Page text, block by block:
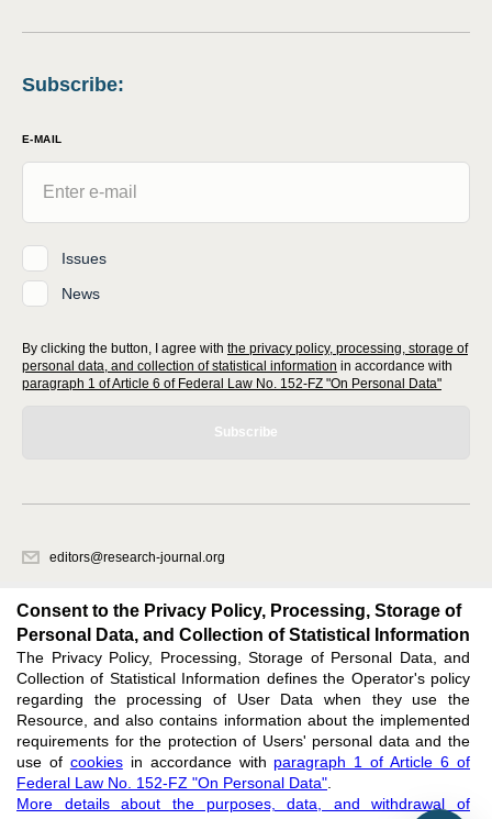
Subscribe:
E-MAIL
Issues
News
By clicking the button, I agree with the privacy policy, processing, storage of
personal data, and collection of statistical information in accordance with
paragraph 1 of Article 6 of Federal Law No. 152-FZ "On Personal Data"
Subscribe
editors@research-journal.org
office 1
Feedback
Support: editors@research-journal.org
ISSN 2227-6017 (ONLINE),ISSN 2303-9868 (PRINT),DOI: 10.60797/IRJ.2227-6017,
Consent to the Privacy Policy, Processing, Storage of
Personal Data, and Collection of Statistical Information
The Privacy Policy, Processing, Storage of Personal Data, and
Collection of Statistical Information defines the Operator's policy
regarding the processing of User Data when they use the
Resource, and also contains information about the implemented
requirements for the protection of Users' personal data and the
use of cookiesin accordance with paragraph 1 of Article 6 of
Federal Law No. 152-FZ "On Personal Data"
More details about the purposes, data, and withdrawal of